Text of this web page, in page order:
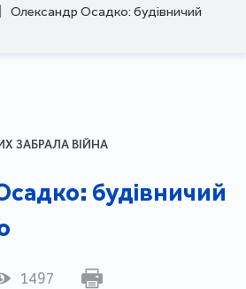
Олександр Осадко: будівничий
ЗАБРАЛА ВІЙНА
будівничий
1497